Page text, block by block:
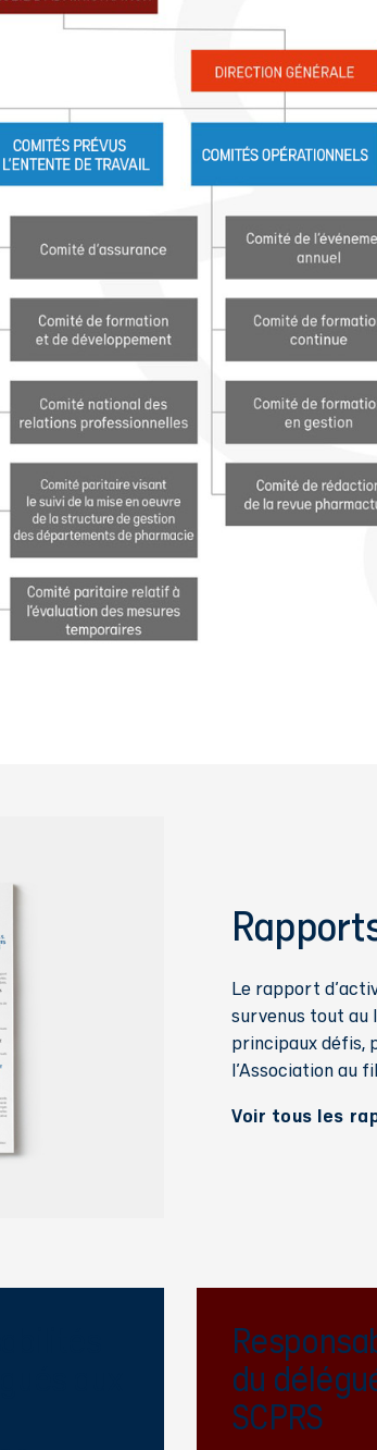
Le rapport
survenus tout au
principaux défis,
l'Association au
Voir tous les
du
SCPRS